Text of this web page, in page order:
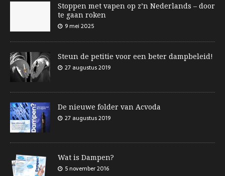
Stoppen met vapen op z’n Nederlands – door
te gaan roken
9 mei 2025
Steun de petitie voor een beter dampbeleid!
27 augustus 2019
De nieuwe folder van Acvoda
27 augustus 2019
Wat is Dampen?
5 november 2016